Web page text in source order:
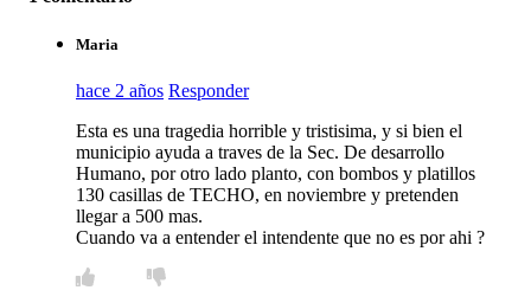
Maria
hace 2 años Responder
Esta es una tragedia horrible y tristisima, y si bien el
municipio ayuda a traves de la Sec. De desarrollo
Humano, por otro lado planto, con bombos y platillos
130 casillas de TECHO, en noviembre y pretenden
llegar a 500 mas.
Cuando va a entender el intendente que no es por ahi ?